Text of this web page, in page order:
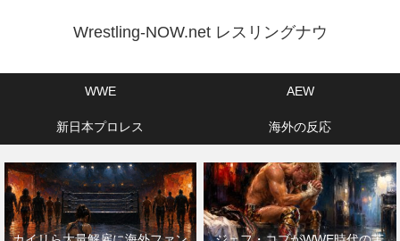
Wrestling-NOW.net レスリングナウ
WWE AEW
新日本プロレス 海外の反応